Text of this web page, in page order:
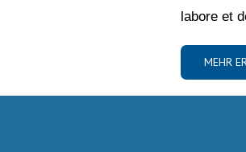
labore et
MEHR